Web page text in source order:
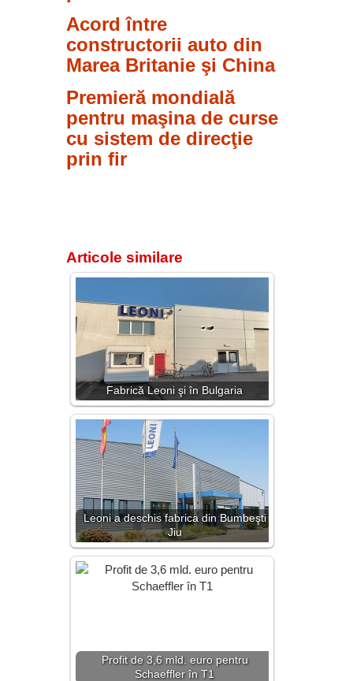
Acord între
constructorii auto din
Marea Britanie şi China
Premieră mondială
pentru maşina de curse
cu sistem de direcţie
prin fir
Articole similare
Fabrică Leoni şi în Bulgaria
Leoni a deschis fabrica din Bumbeşti
Jiu
Profit de 3,6 mld. euro pentru
Schaeffler în T1